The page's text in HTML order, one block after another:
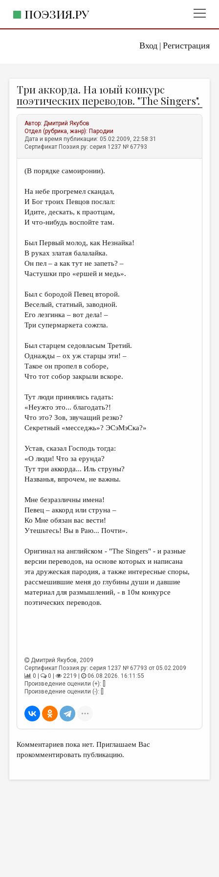
Вход| Регистрация
ПОЭЗИЯ.РУ
ЖАНРЫ
АВТОРЫ
КОММЕНТАРИИ
ЛИТСАЛОН
ОТДЕЛЫ И РУБРИКИ
ИЗБРАННОЕ
ПРОИЗВЕДЕНИЯ
ПЕРЕВОДЫ
ДЕТСКАЯ КОМНАТА
КНИЖНАЯ ПОЛКА
СТРАНИЦЫ ПАМЯТИ
ОБЪЯВЛЕНИЯ
РЕДКОЛЛЕГИЯ
ОТ РЕДАКЦИИ
ЭССЕИСТИКА
ЛИТЕРАТУРОВЕДЕНИЕ
ПУБЛИЦИСТИКА
РЕЦЕНЗИРОВАНИЕ
ТРЕДИАКОВСКИЙ
МЕДИА
ВКОНТАКТЕ
Три аккорда. На 10ый конкурс
поэтических переводов. "The Singers".
Автор:Дмитрий Якубов
Отдел (рубрика, жанр): Пародии
Дата и время публикации: 05.02.2009, 22:58:31
Сертификат Поэзия.ру: серия 1237 № 67793
(В порядке самоиронии).
На небе прогремел скандал,
И Бог троих Певцов послал:
Идите, дескать, к праотцам,
И что-нибудь воспойте там.
Был Первый молод, как Незнайка!
В руках златая балалайка.
Он пел – а как тут не запеть? –
Частушки про «ершей и медь».
Был с бородой Певец второй.
Веселый, статный, заводной.
Его лезгинка – вот дела! –
Три супермаркета сожгла.
Был старцем седовласым Третий.
Однажды – ох уж старцы эти! –
Такое он пропел в соборе,
Что тот собор закрыли вскоре.
Тут люди принялись гадать:
«Неужто это... благодать?!
Что это? Зов, звучащий резко?
Секретный «месседжь»? ЭСэМэСка?»
Устав, сказал Господь тогда:
«О люди! Что за ерунда?
Тут три аккорда... Иль струны?
Названья, впрочем, не важны.
Мне безразличны имена!
Певец – аккорд или струна –
Ко Мне обязан вас вести!
Утешьтесь! Вы в Раю... Почти».
Оригинал на английском - "The Singers" - и разные
версии переводов, на основе которых и написана
эта дружеская пародия, а также интересные споры,
рассмешившие меня до глубины души и давшие
материал для размышлений, - в 10м конкурсе
поэтических переводов.
Дмитрий Якубов, 2009
Сертификат Поэзия.ру: серия 1237 № 67793 от 05.02.2009
0 |
0 | 2219 |
06.08.2026. 16:11:55
Произведение оценили (+): []
Произведение оценили (-): []
Комментариев пока нет. Приглашаем Вас
прокомментировать публикацию.